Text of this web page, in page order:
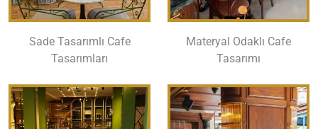
Sade Tasarımlı Cafe
Tasarımları
Materyal Odaklı Cafe
Tasarımı